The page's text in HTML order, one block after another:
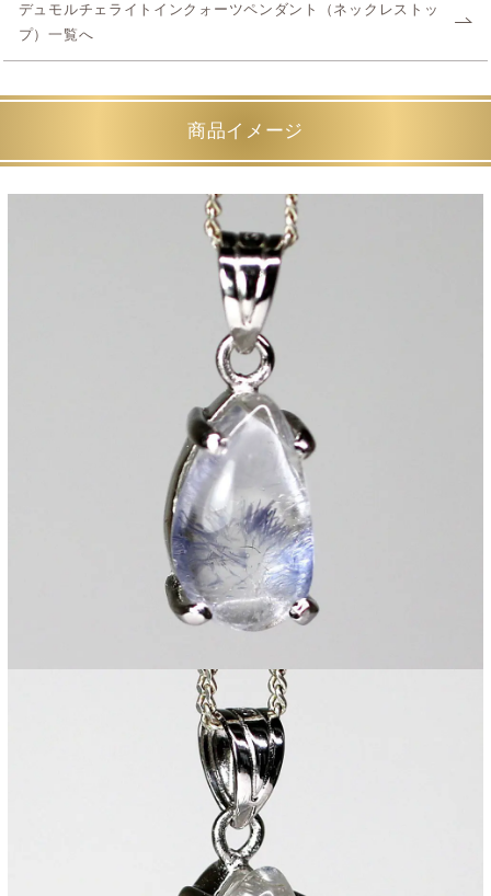
デュモルチェライトインクォーツペンダント（ネックレストッ
プ）一覧へ
商品イメージ